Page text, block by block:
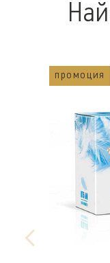
промоция